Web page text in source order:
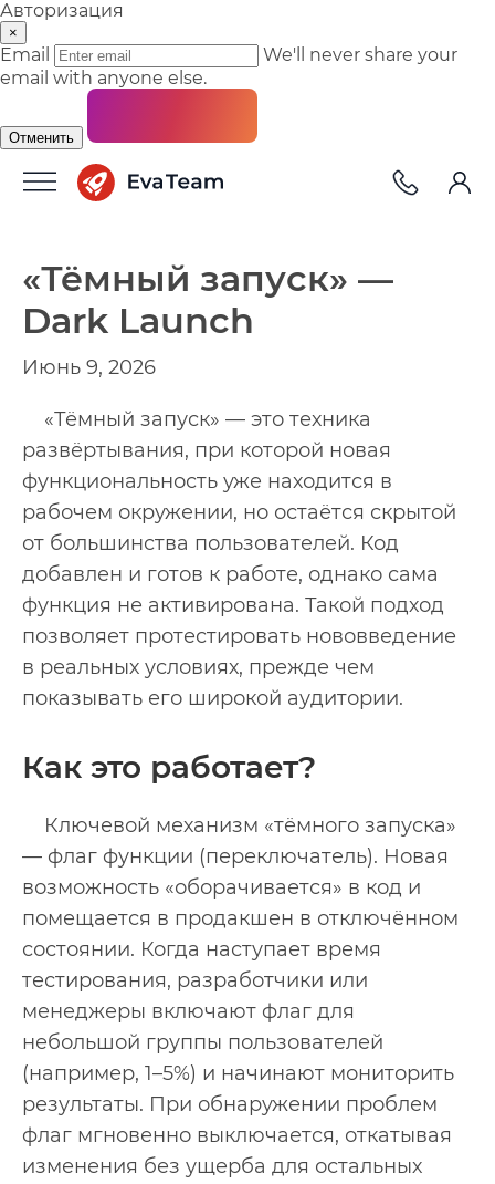
Авторизация
×
Email
We'll never share your
email with anyone else.
Отменить
«Тёмный запуск» —
Dark Launch
Июнь 9, 2026
«Тёмный запуск» — это техника
развёртывания, при которой новая
функциональность уже находится в
рабочем окружении, но остаётся скрытой
от большинства пользователей. Код
добавлен и готов к работе, однако сама
функция не активирована. Такой подход
позволяет протестировать нововведение
в реальных условиях, прежде чем
показывать его широкой аудитории.
Как это работает?
Ключевой механизм «тёмного запуска»
— флаг функции (переключатель). Новая
возможность «оборачивается» в код и
помещается в продакшен в отключённом
состоянии. Когда наступает время
тестирования, разработчики или
менеджеры включают флаг для
небольшой группы пользователей
(например, 1–5%) и начинают мониторить
результаты. При обнаружении проблем
флаг мгновенно выключается, откатывая
изменения без ущерба для остальных